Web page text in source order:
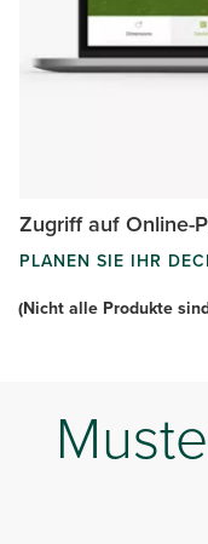
Zugriff auf Online-
PLANEN SIE IHR
(Nicht alle Produkte